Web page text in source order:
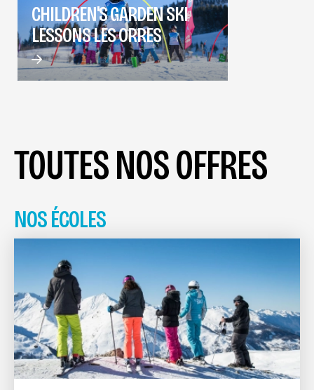
CHILDREN'S GARDEN SKI
LESSONS LES ORRES
TOUTES NOS OFFRES
NOS ÉCOLES